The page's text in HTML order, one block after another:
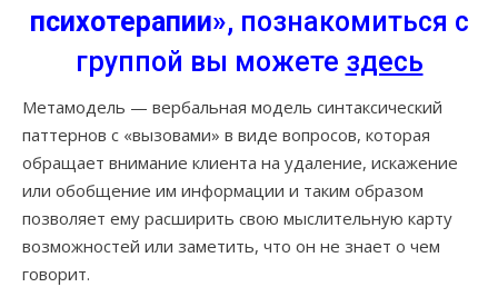
психотерапии», познакомиться с
группой вы можете здесь
Метамодель — вербальная модель синтаксический
паттернов с «вызовами» в виде вопросов, которая
обращает внимание клиента на удаление, искажение
или обобщение им информации и таким образом
позволяет ему расширить свою мыслительную карту
возможностей или заметить, что он не знает о чем
говорит.